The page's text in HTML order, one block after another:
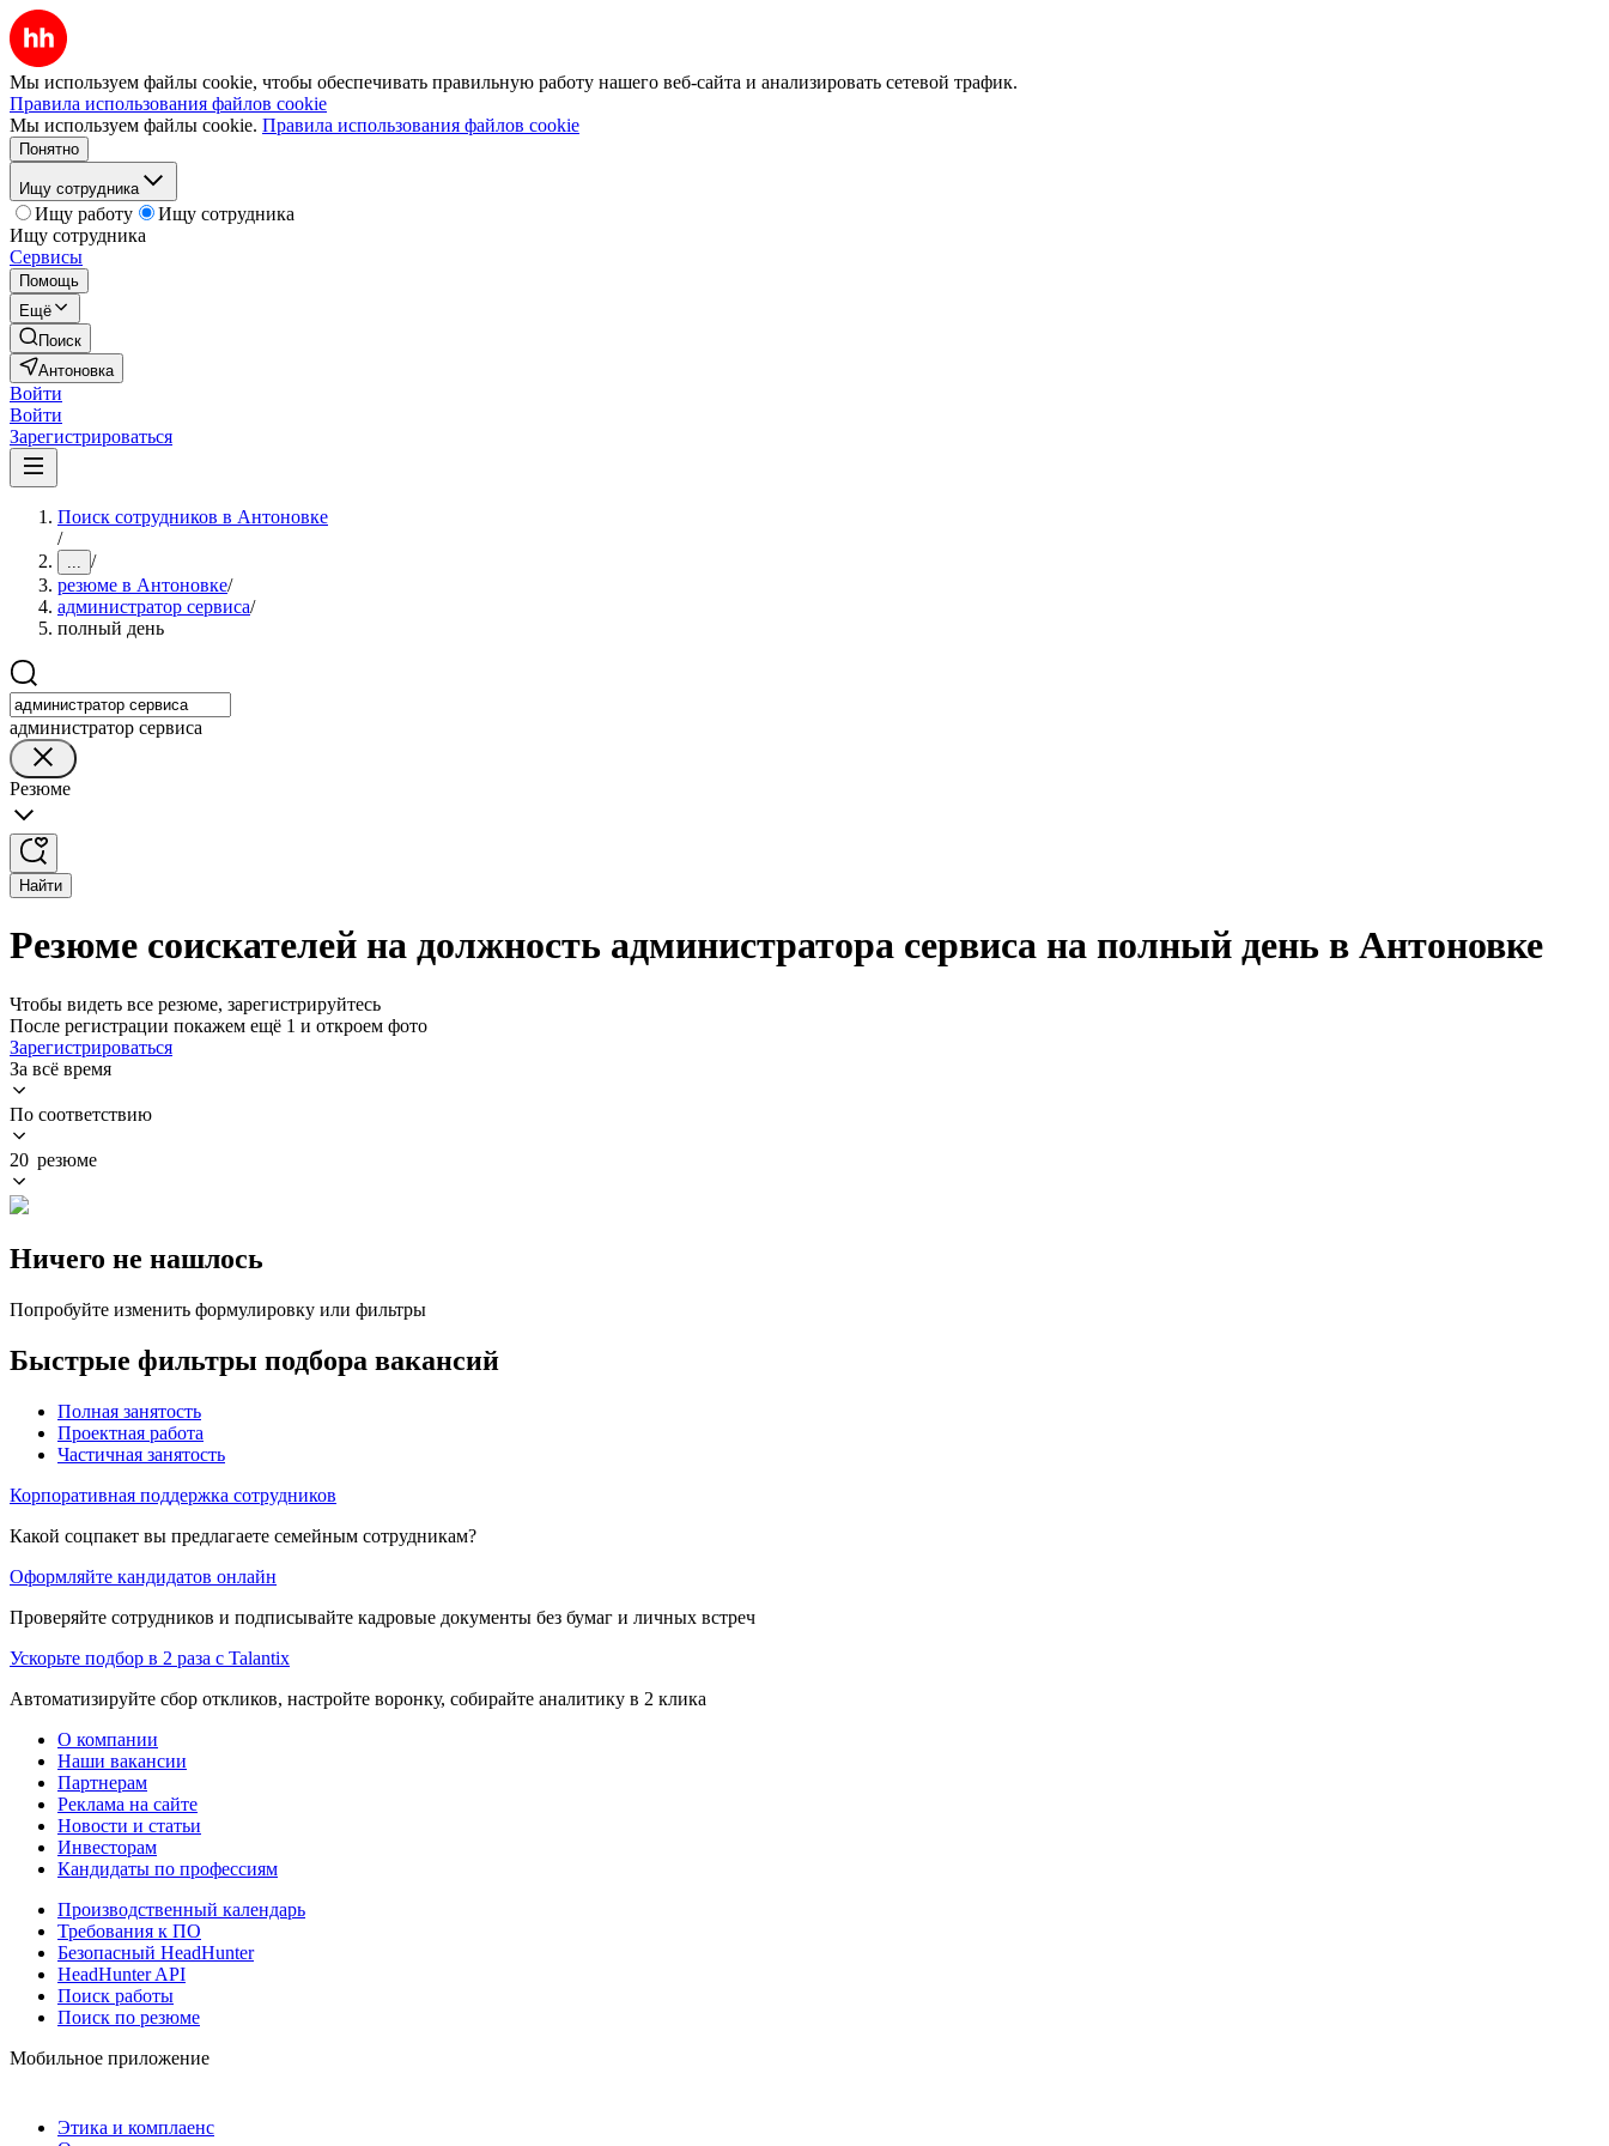
Мы используем файлы cookie, чтобы обеспечивать правильную работу нашего веб-сайта и анализировать сетевой трафик.
Правила использования файлов cookie
Мы используем файлы cookie. Правила использования файлов cookie
Понятно
Ищу сотрудника
Ищу работу
Ищу сотрудника
Ищу сотрудника
Сервисы
Помощь
Ещё
Поиск
Антоновка
Войти
Войти
Зарегистрироваться
Поиск сотрудников в Антоновке
/
... /
резюме в Антоновке/
администратор сервиса/
полный день
администратор сервиса
Резюме
Найти
Резюме соискателей на должность администратора сервиса на полный день в Антоновке
Чтобы видеть все резюме, зарегистрируйтесь
После регистрации покажем ещё 1 и откроем фото
Зарегистрироваться
За всё время
По соответствию
20 резюме
Ничего не нашлось
Попробуйте изменить формулировку или фильтры
Быстрые фильтры подбора вакансий
Полная занятость
Проектная работа
Частичная занятость
Корпоративная поддержка сотрудников
Какой соцпакет вы предлагаете семейным сотрудникам?
Оформляйте кандидатов онлайн
Проверяйте сотрудников и подписывайте кадровые документы без бумаг и личных встреч
Ускорьте подбор в 2 раза с Talantix
Автоматизируйте сбор откликов, настройте воронку, собирайте аналитику в 2 клика
О компании
Наши вакансии
Партнерам
Реклама на сайте
Новости и статьи
Инвесторам
Кандидаты по профессиям
Производственный календарь
Требования к ПО
Безопасный HeadHunter
HeadHunter API
Поиск работы
Поиск по резюме
Мобильное приложение
Этика и комплаенс